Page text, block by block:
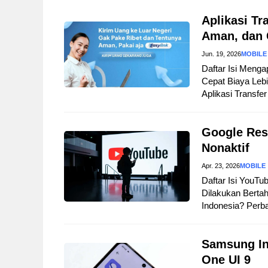
Aplikasi
Aman, dan
Jun. 19, 2026MOBILE
Daftar Isi
Cepat Biaya
Aplikasi Transfer
Google
Nonaktif
Apr. 23, 2026MOBILE
Daftar Isi
Dilakukan
Indonesia?
Samsung
One UI 9